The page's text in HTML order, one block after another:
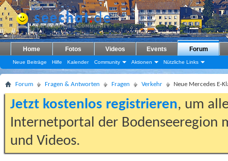
Home Fotos Videos Events Forum
Neue Beiträge Hilfe Kalender Community Aktionen Nützliche Links
Forum Fragen & Antworten Fragen Verkehr Neue Mercedes E-
Jetzt kostenlos registrieren, um
Internetportal der Bodenseeregion
und Videos.